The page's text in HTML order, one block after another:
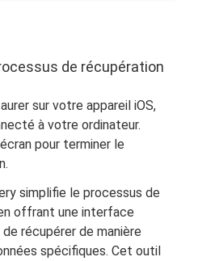
de récupération
sur votre appareil iOS,
à votre ordinateur.
pour terminer le
simplifie le processus de
offrant une interface
récupérer de manière
spécifiques. Cet outil